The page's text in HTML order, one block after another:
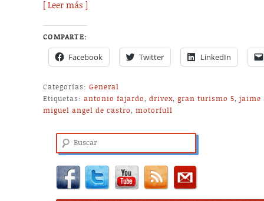
[ Leer más ]
COMPARTE:
Facebook Twitter LinkedIn
Categorías: General
Etiquetas: antonio fajardo,drivex,gran turismo 5,jaime
miguel angel de castro,motorfull
Buscar